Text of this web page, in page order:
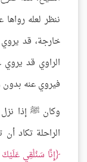
ننظر لعله
خارجة، قد
الراوي قد
فيروي عنه
وكان ﷺ إذا
الراحلة تكاد
إِنَّا سَنُلْقِي عَلَيْكَ